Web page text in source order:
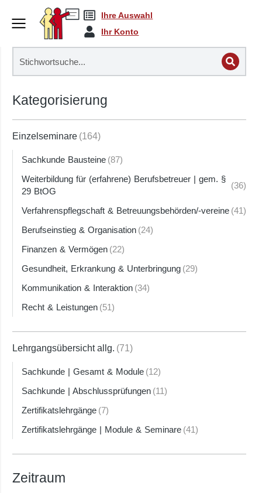
Ihre Auswahl
Ihr Konto
Kategorisierung
Einzelseminare (164)
Sachkunde Bausteine (87)
Weiterbildung für (erfahrene) Berufsbetreuer | gem. §
29 BtOG
(36)
Verfahrenspflegschaft & Betreuungsbehörden/-vereine (41)
Berufseinstieg & Organisation (24)
Finanzen & Vermögen (22)
Gesundheit, Erkrankung & Unterbringung (29)
Kommunikation & Interaktion (34)
Recht & Leistungen (51)
Lehrgangsübersicht allg. (71)
Sachkunde | Gesamt & Module (12)
Sachkunde | Abschlussprüfungen (11)
Zertifikatslehrgänge (7)
Zertifikatslehrgänge | Module & Seminare (41)
Zeitraum